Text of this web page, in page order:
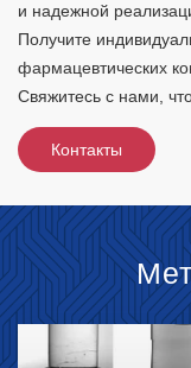
и надежной
Получите
фармацевтических
Свяжитесь с нами,
Контакты